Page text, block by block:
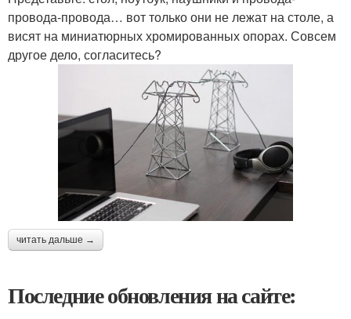
провода-провода… вот только они не лежат на столе, а
висят на миниатюрных хромированных опорах. Совсем
другое дело, согласитесь?
читать дальше →
Последние обновления на сайте: